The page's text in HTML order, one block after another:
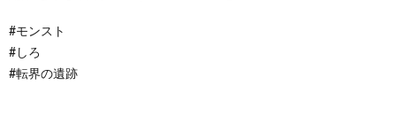
#モンスト
#しろ
#転界の遺跡